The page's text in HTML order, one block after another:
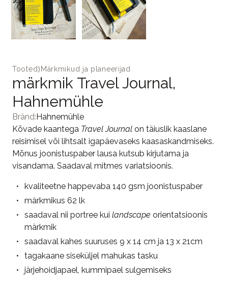
Tooted⟩ Märkmikud ja planeerijad
märkmik Travel Journal,
Hahnemühle
Bränd:Hahnemühle
Kõvade kaantega Travel Journal on täiuslik kaaslane
reisimisel või lihtsalt igapäevaseks kaasaskandmiseks.
Mõnus joonistuspaber lausa kutsub kirjutama ja
visandama. Saadaval mitmes variatsioonis.
kvaliteetne happevaba 140 gsm joonistuspaber
märkmikus 62 lk
saadaval nii portree kui landscape orientatsioonis
märkmik
saadaval kahes suuruses 9 x 14 cm ja 13 x 21cm
tagakaane siseküljel mahukas tasku
järjehoidjapael, kummipael sulgemiseks